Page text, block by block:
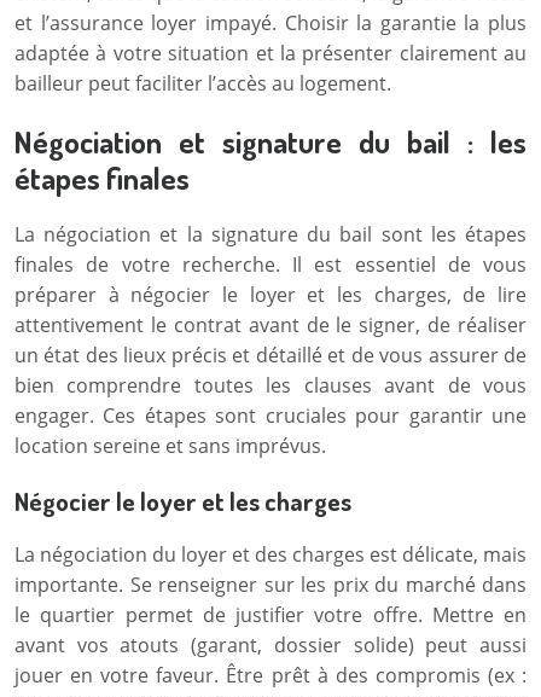
et l’assurance loyer impayé. Choisir la garantie la plus
adaptée à votre situation et la présenter clairement au
bailleur peut faciliter l’accès au logement.
Négociation et signature du bail : les
étapes finales
La négociation et la signature du bail sont les étapes
finales de votre recherche. Il est essentiel de vous
préparer à négocier le loyer et les charges, de lire
attentivement le contrat avant de le signer, de réaliser
un état des lieux précis et détaillé et de vous assurer de
bien comprendre toutes les clauses avant de vous
engager. Ces étapes sont cruciales pour garantir une
location sereine et sans imprévus.
Négocier le loyer et les charges
La négociation du loyer et des charges est délicate, mais
importante. Se renseigner sur les prix du marché dans
le quartier permet de justifier votre offre. Mettre en
avant vos atouts (garant, dossier solide) peut aussi
jouer en votre faveur. Être prêt à des compromis (ex :